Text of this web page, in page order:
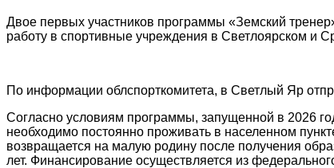
Двое первых участников программы «Земский
работу в спортивные учреждения в Светлоярском и
По информации облспорткомитета, в Светлый Яр
Согласно условиям программы, запущенной в 2026
необходимо постоянно проживать в населенном
возвращается на малую родину после получения
лет. Финансирование осуществляется из